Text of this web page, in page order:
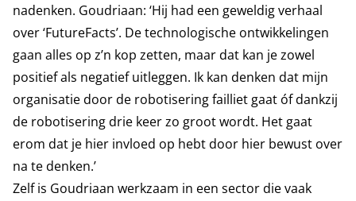
nadenken. Goudriaan: ‘Hij had een geweldig verhaal
over ‘FutureFacts’. De technologische ontwikkelingen
gaan alles op z’n kop zetten, maar dat kan je zowel
positief als negatief uitleggen. Ik kan denken dat mijn
organisatie door de robotisering failliet gaat óf dankzij
de robotisering drie keer zo groot wordt. Het gaat
erom dat je hier invloed op hebt door hier bewust over
na te denken.’
Zelf is Goudriaan werkzaam in een sector die vaak